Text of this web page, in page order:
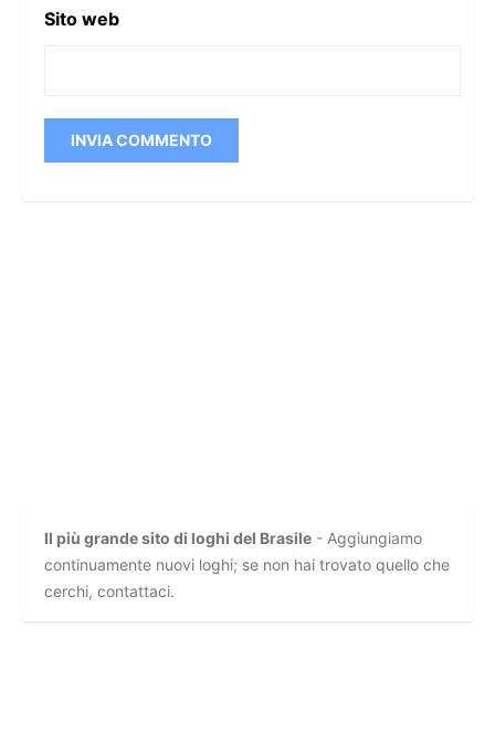
Sito web
Il più grande sito di loghi del Brasile - Aggiungiamo
continuamente nuovi loghi; se non hai trovato quello che
cerchi, contattaci.